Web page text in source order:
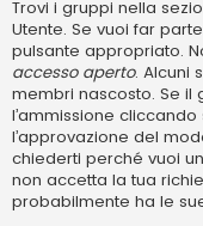
Trovi i gruppi nella
Utente. Se vuoi far
pulsante appropriato.
accesso aperto. Alcuni
membri nascosto. Se il
l’ammissione
l’approvazione del
chiederti perché vuoi
non accetta la tua
probabilmente ha le